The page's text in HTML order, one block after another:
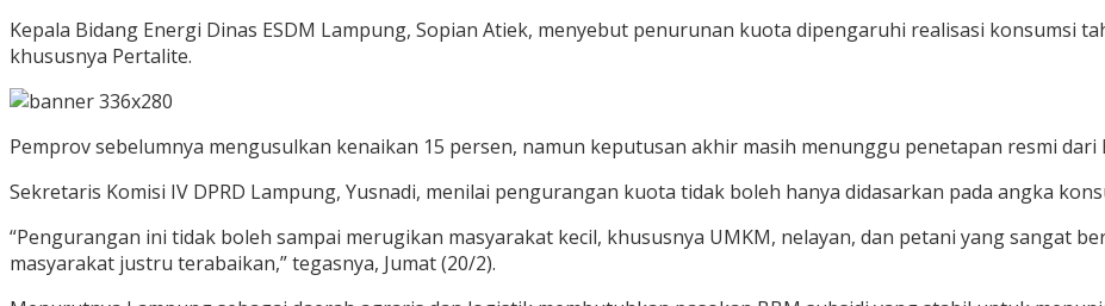
Kepala Bidang Energi Dinas ESDM Lampung, Sopian Atiek, menyebut penurunan kuota dipengaruhi realisasi konsumsi
khususnya Pertalite.
Pemprov sebelumnya mengusulkan kenaikan 15 persen, namun keputusan akhir masih menunggu penetapan resmi dari
Sekretaris Komisi IV DPRD Lampung, Yusnadi, menilai pengurangan kuota tidak boleh hanya didasarkan pada angka
“Pengurangan ini tidak boleh sampai merugikan masyarakat kecil, khususnya UMKM, nelayan, dan petani yang sangat
masyarakat justru terabaikan,” tegasnya, Jumat (20/2).